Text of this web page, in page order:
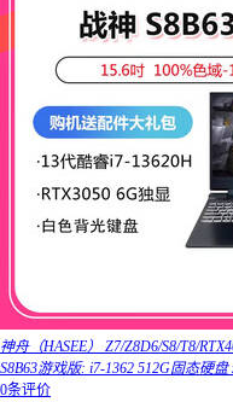
神舟（HASEE） Z7/Z8D6/S8/T8/
S8B63游戏版: i7-1362 512G固态硬盘
0条评价